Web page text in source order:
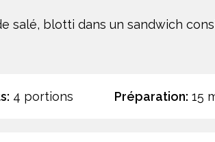
salé, blotti dans un sandwich
4 portions Préparation: 15